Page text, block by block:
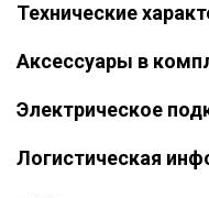
Технические
Аксессуары в
Электрическое
Логистическая